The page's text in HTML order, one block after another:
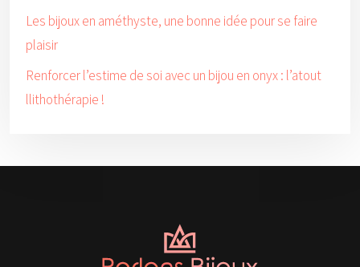
Les bijoux en améthyste, une bonne idée pour se faire
plaisir
Renforcer l’estime de soi avec un bijou en onyx : l’atout
llithothérapie !